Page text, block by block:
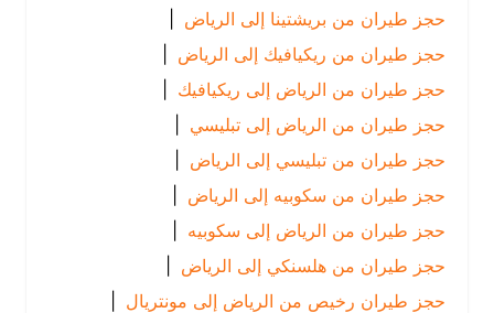
حجز طيران من بريشتينا إلى الرياض
|
حجز طيران من ريكيافيك إلى الرياض
|
حجز طيران من الرياض إلى ريكيافيك |
حجز طيران من الرياض إلى تبليسي |
حجز طيران من تبليسي إلى الرياض
|
حجز طيران من سكوبيه إلى الرياض
|
حجز طيران من الرياض إلى سكوبيه |
حجز طيران من هلسنكي إلى الرياض
|
حجز طيران رخيص من الرياض إلى مونتريال |